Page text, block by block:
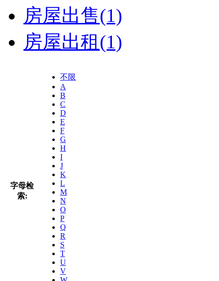
房屋出售(1)
房屋出租(1)
字母检
索:
不限
A
B
C
D
E
F
G
H
I
J
K
L
M
N
O
P
Q
R
S
T
U
V